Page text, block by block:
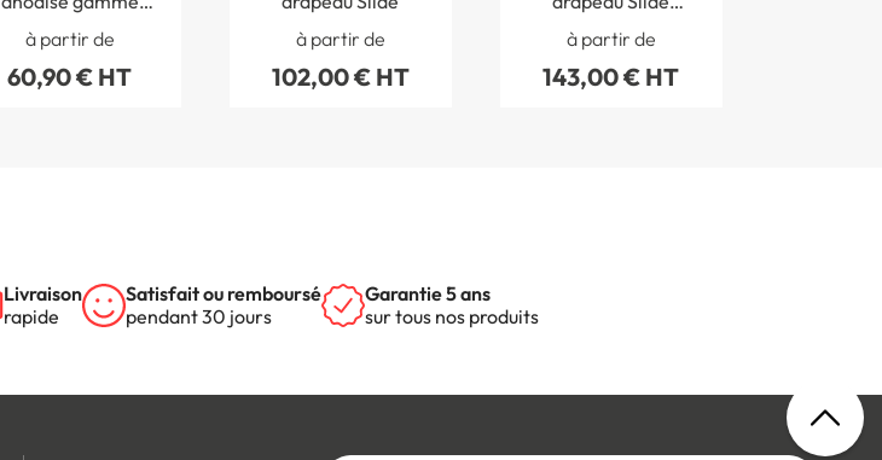
à partir de
60,90 € HT
à partir de
102,00 € HT
Couleurs
à partir de
143,00 € HT
Livraison
rapide
Satisfait ou remboursé
pendant 30 jours
Garantie 5 ans
sur tous nos produits